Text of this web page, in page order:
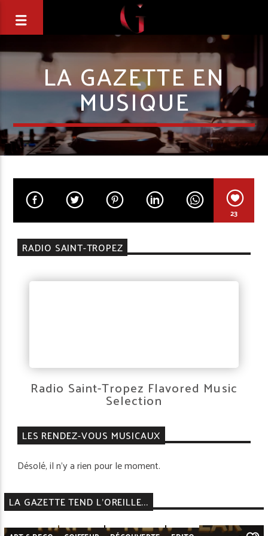
LA GAZETTE EN
MUSIQUE
23
RADIO SAINT-TROPEZ
Radio Saint-Tropez Flavored Music
Selection
LES RENDEZ-VOUS MUSICAUX
Désolé, il n'y a rien pour le moment.
LA GAZETTE TEND L'OREILLE...